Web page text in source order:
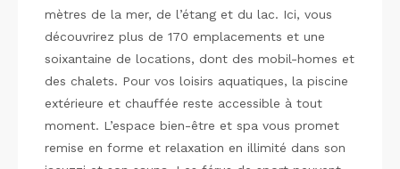
mètres de la mer, de l’étang et du lac. Ici, vous
découvrirez plus de 170 emplacements et une
soixantaine de locations, dont des mobil-homes et
des chalets. Pour vos loisirs aquatiques, la piscine
extérieure et chauffée reste accessible à tout
moment. L’espace bien-être et spa vous promet
remise en forme et relaxation en illimité dans son